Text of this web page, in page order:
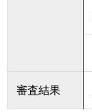
審査結果